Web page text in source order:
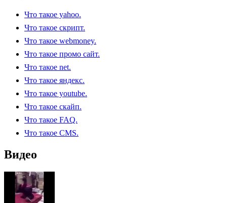
Что такое yahoo.
Что такое скрипт.
Что такое webmoney.
Что такое промо сайт.
Что такое net.
Что такое яндекс.
Что такое youtube.
Что такое скайп.
Что такое FAQ.
Что такое CMS.
Видео